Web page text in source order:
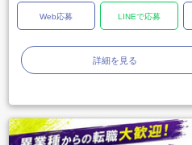
Web応募 LINEで応募
詳細を見る